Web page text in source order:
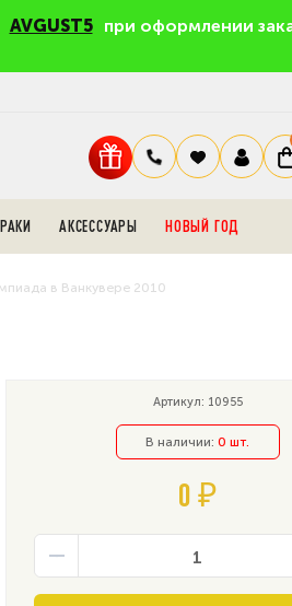
AVGUST5 при оформлении
АКСЕССУАРЫ НОВЫЙ ГОД
в Ванкувере 2010
Артикул: 10955
В наличии:0 шт.
0 ₽